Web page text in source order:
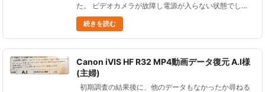
た。 ビデオカメラが故障し電源が入らない状態でし
た。 お客様からご感想をいただきましたので、ご紹介
します。 ビデオカメラで、何を撮っていたのか忘れて
い......
続きを読む
Canon iVIS HF R32 MP4動画データ復元 A.I様
(主婦)
初期調査の結果後に、他のデータもなかったか尋ねる